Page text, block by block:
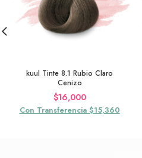
kuul Tinte 8.1 Rubio Claro
Cenizo
$16,000
Con Transferencia $15,360